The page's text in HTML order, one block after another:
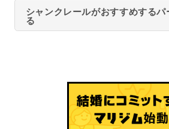
シャンクレールがおすすめする
る